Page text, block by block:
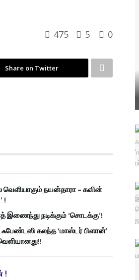
475 5 0
Share on Twitter
நயன்தாரா – கவின்
!
இணைந்து நடிக்கும் ‘சொடக்கு’!
கலந்த ‘மாஸ்டர் பிளான்’
!